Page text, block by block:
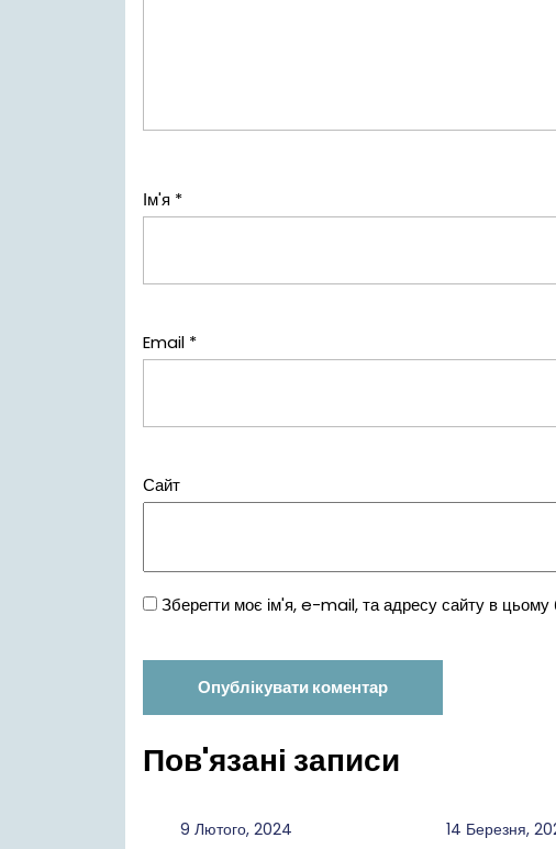
Ім'я *
Email *
Сайт
Зберегти моє ім'я, e-mail, та адресу сайту в цьому
Пов'язані записи
9 Лютого, 2024 14 Березня,